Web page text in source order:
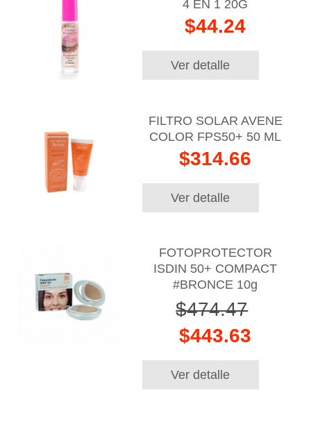
4 EN 1 20G
$44.24
Ver detalle
FILTRO SOLAR AVENE
COLOR FPS50+ 50 ML
$314.66
Ver detalle
FOTOPROTECTOR
ISDIN 50+ COMPACT
#BRONCE 10g
$474.47
$443.63
Ver detalle